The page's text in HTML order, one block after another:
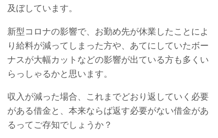
及ぼしています。
新型コロナの影響で、お勤め先が休業したことによ
り給料が減ってしまった方や、あてにしていたボー
ナスが大幅カットなどの影響が出ている方も多くい
らっしゃるかと思います。
収入が減った場合、これまでどおり返していく必要
がある借金と、本来ならば返す必要がない借金があ
るってご存知でしょうか？